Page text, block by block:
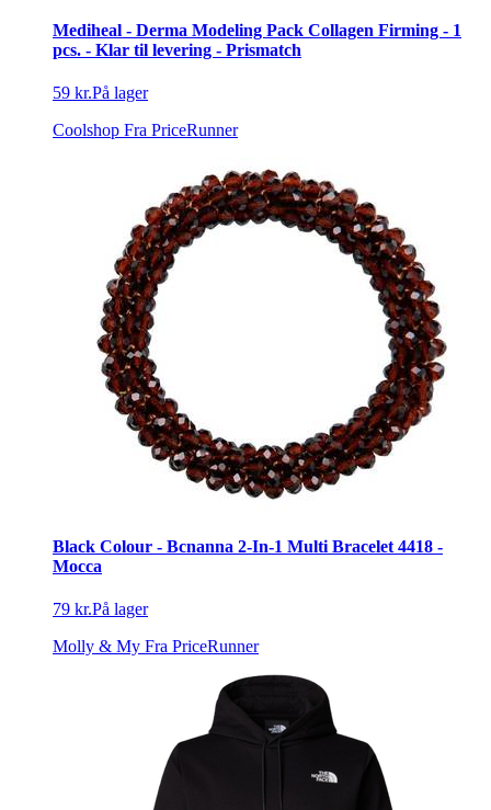
Mediheal - Derma Modeling Pack Collagen Firming - 1
pcs. - Klar til levering - Prismatch
59 kr.På lager
Coolshop Fra PriceRunner
Black Colour - Bcnanna 2-In-1 Multi Bracelet 4418 -
Mocca
79 kr.På lager
Molly & My Fra PriceRunner